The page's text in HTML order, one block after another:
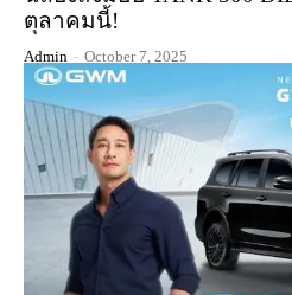
ตุลาคมนี้!
Admin - October 7, 2025